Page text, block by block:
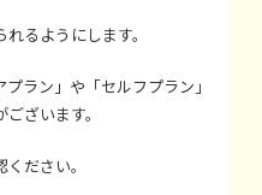
るようにします。
ラン」や「セルフプラン」
ざいます。
ださい。